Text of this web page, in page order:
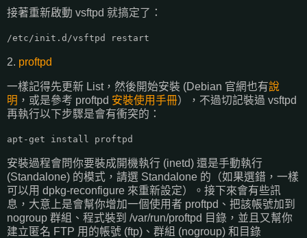
接著重新啟動 vsftpd 就搞定了：
/etc/init.d/vsftpd restart
2. proftpd
一樣記得先更新 List，然後開始安裝 (Debian 官網也有說
明 ，或是參考 proftpd 安裝使用手冊），不過切記裝過 vsftpd
再執行以下步驟是會有衝突的：
apt-get install proftpd
安裝過程會問你要裝成開機執行 (inetd) 還是手動執行
(Standalone) 的模式，請選 Standalone 的（如果選錯，一樣
可以用 dpkg-reconfigure 來重新設定）。接下來會有些訊
息，大意上是會幫你增加一個使用者 proftpd、把該帳號加到
nogroup 群組、程式裝到 /var/run/proftpd 目錄，並且又幫你
建立匿名 FTP 用的帳號 (ftp)、群組 (nogroup) 和目錄